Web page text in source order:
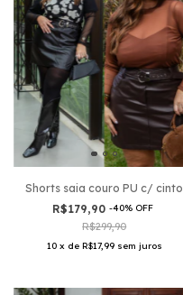
Shorts saia couro PU c/ cinto
R$179,90 -40% OFF
R$299,90
10 x de R$17,99 sem juros